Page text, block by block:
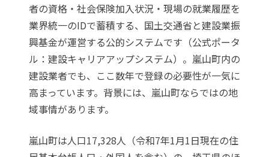
者の資格・社会保険加入状況・現場の就業履歴を
業界統一のIDで蓄積する、 国土交通省と建設業振
興基金が運営する公的システムです（公式ポータ
ル： 建設キャリアアップシステム）。嵐山町内の
建設業者でも、ここ数年で登録の必要性が一気に
高まっています。背景には、嵐山町ならではの地
域事情があります。
嵐山町は人口17,328人（令和7年1月1日現在の住